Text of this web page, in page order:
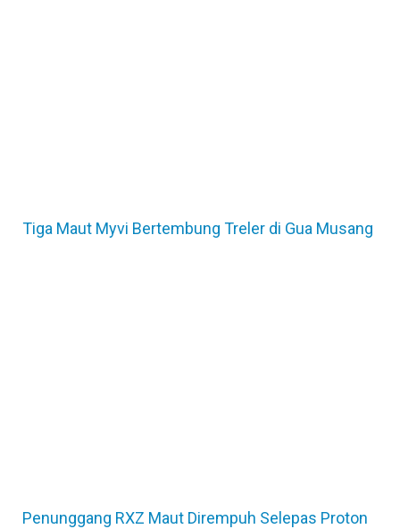
Tiga Maut Myvi Bertembung Treler di Gua Musang
Penunggang RXZ Maut Dirempuh Selepas Proton